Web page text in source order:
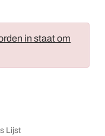
in staat om
Lijst